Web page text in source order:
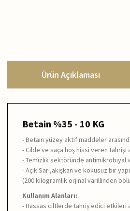
Ürün Açıklaması
Betain %35 - 10 KG
- Betain yüzey aktif maddeler
- Cilde ve saça hoş hissi veren
- Temizlik sektöründe
- Açık Sarı,akışkan ve kokusuz bir
(200 kilogramlık orjinal varillinden
Kullanım Alanları:
-Hassas ciltlerde tahriş edici etkileri